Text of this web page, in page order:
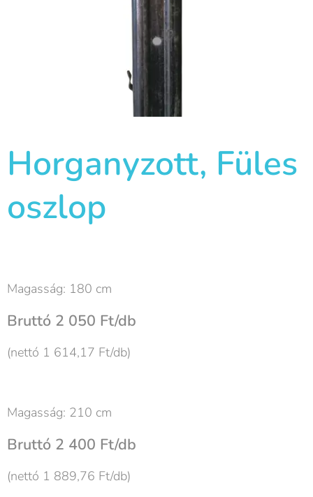
Horganyzott, Füles
oszlop
Magasság: 180 cm
Bruttó 2 050 Ft/db
(nettó 1 614,17 Ft/db)
Magasság: 210 cm
Bruttó 2 400 Ft/db
(nettó 1 889,76 Ft/db)